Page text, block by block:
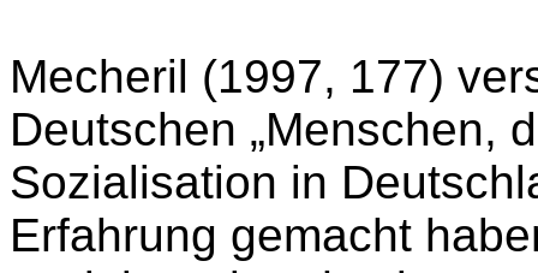
Mecheril (1997, 177)
Deutschen „Menschen,
Sozialisation in
Erfahrung gemacht